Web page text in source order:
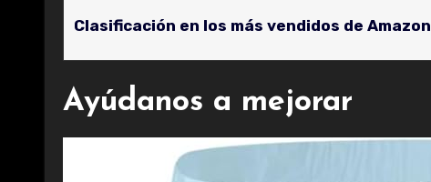
Clasificación en los más vendidos de Amazon
Ayúdanos a mejorar